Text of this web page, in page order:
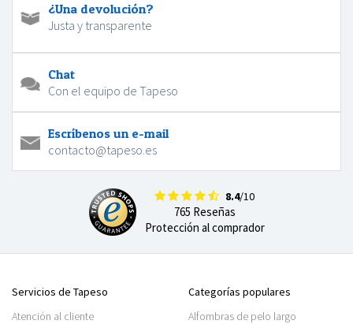
¿Una devolución?
Justa y transparente
Chat
Con el equipo de Tapeso
Escríbenos un e-mail
contacto@tapeso.es
8.4/10
765 Reseñas
Protección al comprador
Servicios de Tapeso
Atención al cliente
Categorías populares
Alfombras de pelo largo